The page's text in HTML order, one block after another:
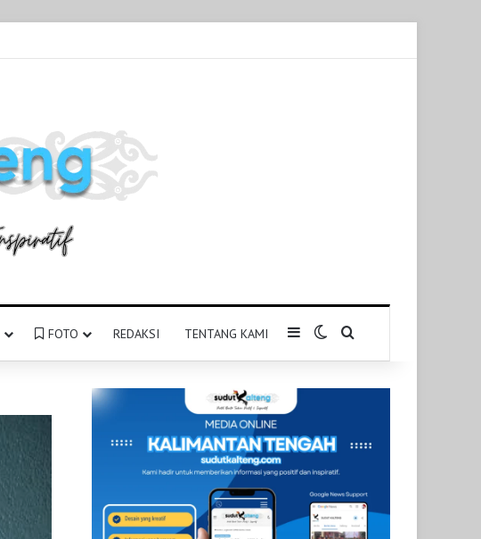
FOTO REDAKSI TENTANG KAMI SidebarSwitch skin
Pencarian untuk